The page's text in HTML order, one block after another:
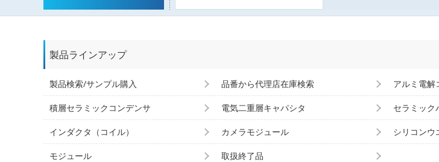
製品ラインアップ
製品検索/サンプル購入 品番から代理店在庫検索 アルミ電解
積層セラミックコンデンサ 電気二重層キャパシタ セラミック
インダクタ（コイル） カメラモジュール シリコンウ
モジュール 取扱終了品